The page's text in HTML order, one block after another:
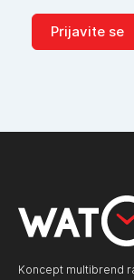
Prijavite se
Koncept multibrend